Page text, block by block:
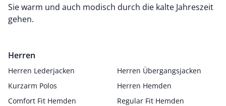
Sie warm und auch modisch durch die kalte Jahreszeit
gehen.
Herren
Herren Lederjacken
Herren Übergangsjacken
Kurzarm Polos
Herren Hemden
Comfort Fit Hemden
Regular Fit Hemden